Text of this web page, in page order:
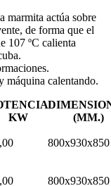
marmita actúa sobre
de forma que el
107 ºC calienta
máquina calentando.
KW
(MM.)
800x930x850
800x930x850